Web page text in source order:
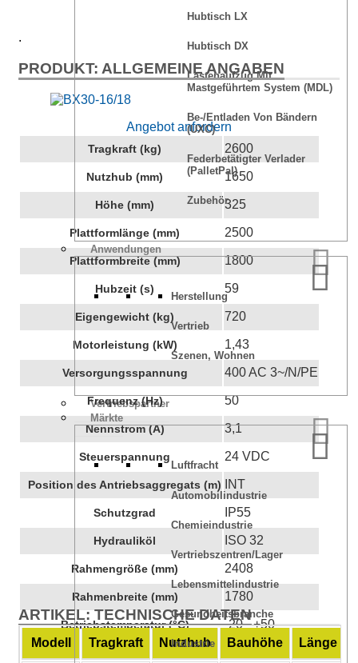
Hubtisch LX
Hubtisch DX
Lastenaufzug Mit
Mastgeführtem System (MDL)
Be-/Entladen Von Bändern
(UXC)
Federbetätigter Verlader
(PalletPal)
Zubehör
Anwendungen
Herstellung
Vertrieb
Szenen, Wohnen
Vertriebspartner
Märkte
Luftfracht
Automobilindustrie
Chemieindustrie
Vertriebszentren/Lager
Lebensmittelindustrie
Gesundheitsbranche
Industrie
.
PRODUKT: ALLGEMEINE ANGABEN
Angebot anfordern
Tragkraft (kg) 2600
Nutzhub (mm) 1650
Höhe (mm) 325
Plattformlänge (mm) 2500
Plattformbreite (mm) 1800
Hubzeit (s) 59
Eigengewicht (kg) 720
Motorleistung (kW) 1,43
Versorgungsspannung 400 AC 3~/N/PE
Frequenz (Hz) 50
Nennstrom (A) 3,1
Steuerspannung 24 VDC
Position des Antriebsaggregats (m) INT
Schutzgrad IP55
Hydrauliköl ISO 32
Rahmengröße (mm) 2408
Rahmenbreite (mm) 1780
Betriebstemperatur (°C) -20 - +50
ARTIKEL: TECHNISCHE DATEN
Modell Tragkraft Nutzhub Bauhöhe Länge